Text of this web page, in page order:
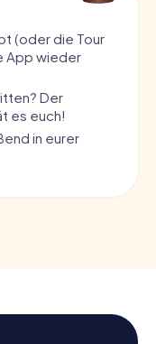
(oder die Tour
App wieder
Der
es euch!
in eurer